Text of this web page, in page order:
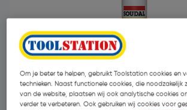
Om je beter te helpen, gebruikt Toolstation cookies en
technieken. Naast functionele cookies, die noodzakelijk
van de website, plaatsen wij ook analytische cookies
verder te verbeteren. Ook gebruiken wij cookies voor